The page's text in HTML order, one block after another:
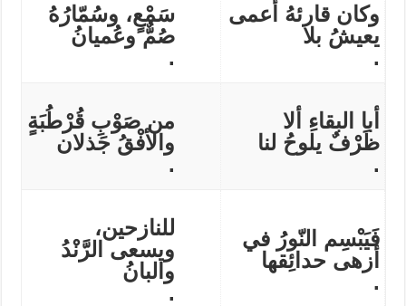
وكان قارئهُ أعمى
يعيشُ بلا
.
سَمْعٍ، وسُمّارُهُ
صُمٌّ وعُميانُ
.
أبا البقاءِ ألا
ظَرْفٌ يلوحُ لنا
.
من صَوْبِ قُرْطُبَةٍ
والأفْقُ جَذلان
.
فَيَبْسِم النّورُ في
أزهى حدائِقها
.
للنازحين،
ويسعى الرَّنْدُ
والبانُ
.